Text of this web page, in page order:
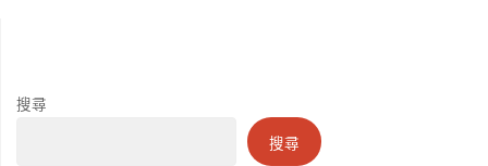
搜尋
搜尋